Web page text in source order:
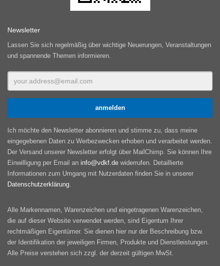
Newsletter
Lassen Sie sich regelmäßig über wichtige Neuerungen, Veranstaltungen
und spannende Themen informieren.
Ich möchte den Newsletter abonnieren und stimme zu, dass meine
eingegebenen Daten zu Werbezwecken erhoben und verarbeitet werden.
Der Versand unserer Newsletter erfolgt über MailChimp. Sie können Ihre
Einwilligung per Email an info@vdkf.de widerrufen. Detaillierte
Informationen zum Umgang mit Nutzerdaten finden Sie in unserer
Datenschutzerklärung
Alle Markennamen, Warenzeichen und eingetragenen Warenzeichen,
die auf dieser Website verwendet werden, sind Eigentum Ihrer
rechtmäßigen Eigentümer. Sie dienen hier nur der Beschreibung bzw.
der Identifikation der jeweiligen Firmen, Produkte und Dienstleistungen.
Alle Preise verstehen sich zzgl. der derzeit gültigen MwSt.